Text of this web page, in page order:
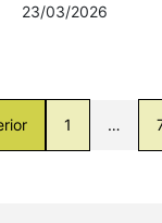
23/03/2026
1 …